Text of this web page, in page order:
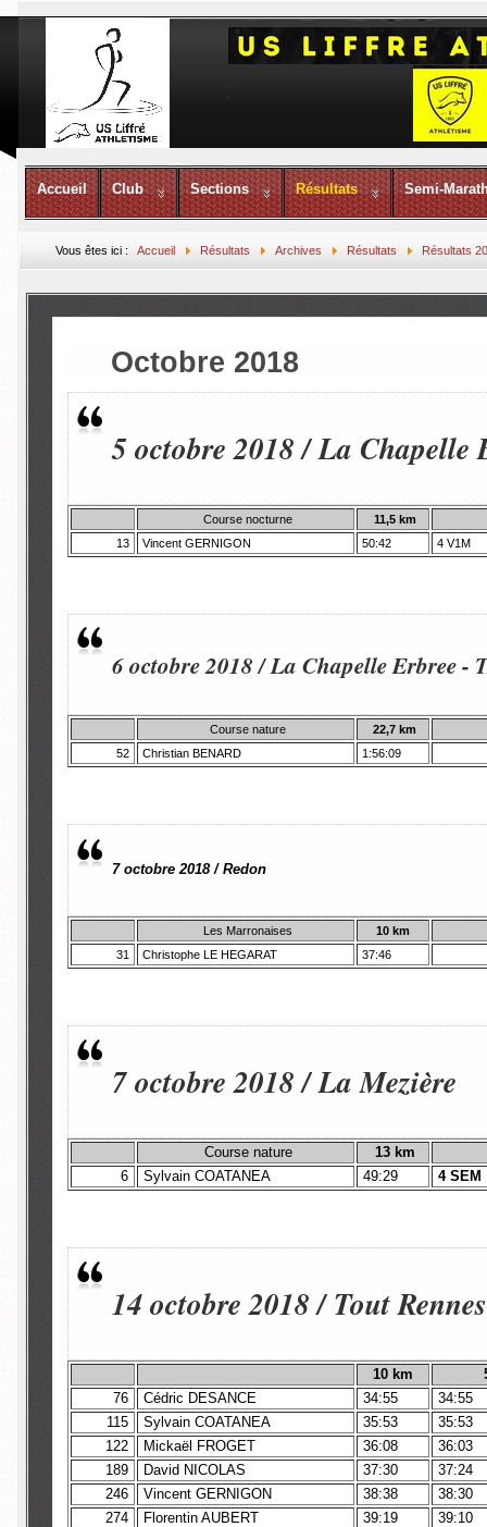
Accueil Club Sections Résultats Semi-
Vous êtes ici :Accueil Résultats Archives Résultats Résultats
Octobre 2018
5 octobre 2018 / La
Course nocturne
11,5 km
13
Vincent GERNIGON 50:42 4 V1M
6 octobre 2018 / La Chapelle Erbree -
Course nature
22,7 km
52
Christian BENARD 1:56:09
7 octobre 2018 / Redon
Les Marronaises
10 km
31
Christophe LE HEGARAT 37:46
7 octobre 2018 / La Mezière
Course nature
13 km
6
Sylvain COATANEA 49:29 4 SEM
14 octobre 2018 / Tout
10 km
76
Cédric DESANCE 34:55
34:55
115
Sylvain COATANEA 35:53
35:53
122
Mickaël FROGET 36:08
36:03
189
David NICOLAS 37:30
37:24
246
Vincent GERNIGON 38:38
38:30
274
Florentin AUBERT 39:19
39:10